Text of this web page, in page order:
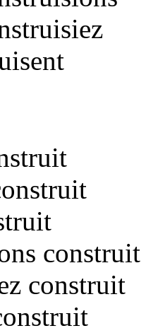
isiez
isent
it
it
it
construit
construit
it